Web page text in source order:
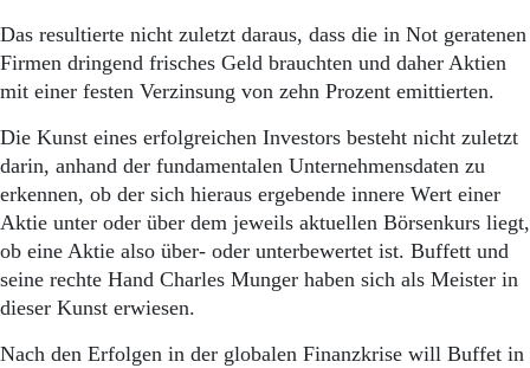
Das resultierte nicht zuletzt daraus, dass die in Not geratenen
Firmen dringend frisches Geld brauchten und daher Aktien
mit einer festen Verzinsung von zehn Prozent emittierten.
Die Kunst eines erfolgreichen Investors besteht nicht zuletzt
darin, anhand der fundamentalen Unternehmensdaten zu
erkennen, ob der sich hieraus ergebende innere Wert einer
Aktie unter oder über dem jeweils aktuellen Börsenkurs liegt,
ob eine Aktie also über- oder unterbewertet ist. Buffett und
seine rechte Hand Charles Munger haben sich als Meister in
dieser Kunst erwiesen.
Nach den Erfolgen in der globalen Finanzkrise will Buffet in